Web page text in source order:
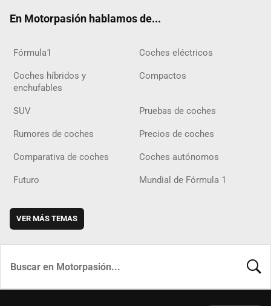
En Motorpasión hablamos de...
Fórmula1 Coches eléctricos
Coches híbridos y
enchufables
Compactos
SUV Pruebas de coches
Rumores de coches Precios de coches
Comparativa de coches Coches autónomos
Futuro Mundial de Fórmula 1
VER MÁS TEMAS